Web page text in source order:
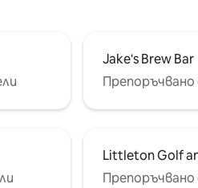
Jake's Brew Bar
Littleton Golf